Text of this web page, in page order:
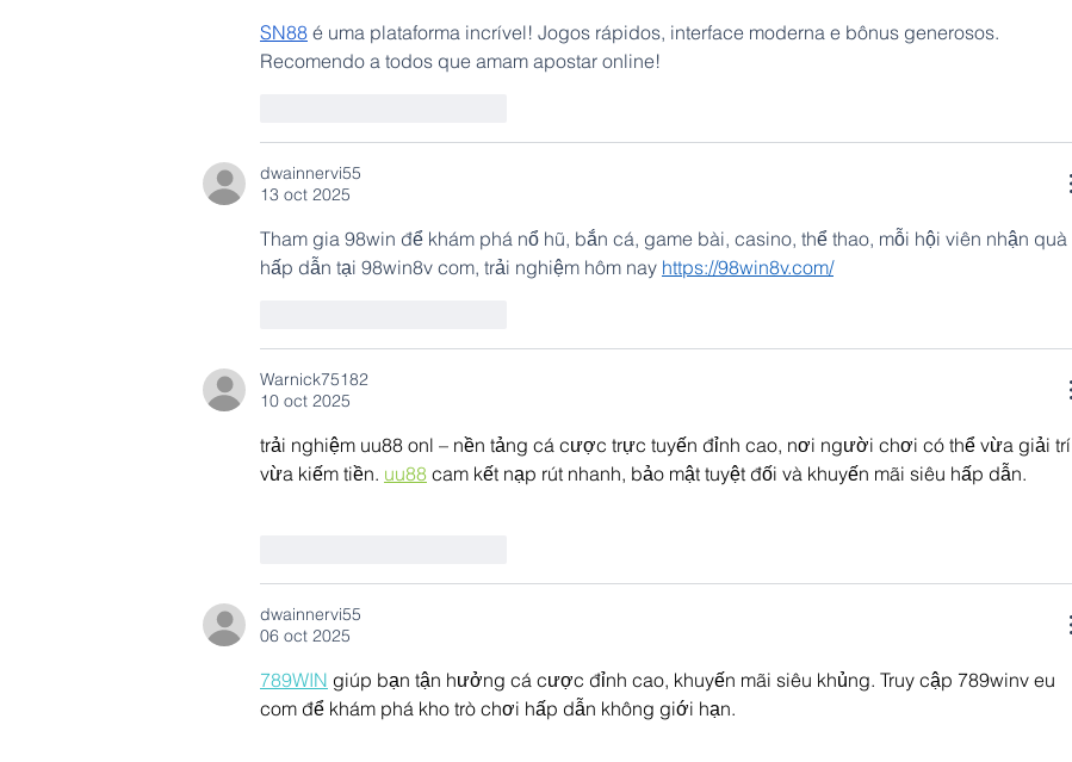
SN88 é uma plataforma incrível! Jogos rápidos, interface moderna e bônus generosos.
Recomendo a todos que amam apostar online!
dwainnervi55
13 oct 2025
Tham gia 98win để khám phá nổ hũ, bắn cá, game bài, casino, thể thao, mỗi hội viên nhận quà
hấp dẫn tại 98win8v com, trải nghiệm hôm nay https://98win8v.com/
Warnick75182
10 oct 2025
trải nghiệm uu88 onl – nền tảng cá cược trực tuyến đỉnh cao, nơi người chơi có thể vừa giải trí
vừa kiếm tiền. uu88 cam kết nạp rút nhanh, bảo mật tuyệt đối và khuyến mãi siêu hấp dẫn.
dwainnervi55
06 oct 2025
789WIN giúp bạn tận hưởng cá cược đỉnh cao, khuyến mãi siêu khủng. Truy cập 789winv eu
com để khám phá kho trò chơi hấp dẫn không giới hạn.